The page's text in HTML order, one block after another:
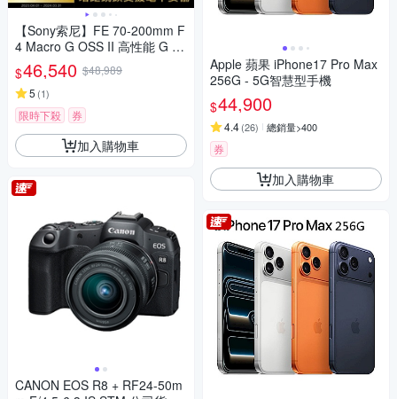
【Sony索尼】FE 70-200mm F
4 Macro G OSS II 高性能 G 系
列望遠變焦鏡頭 SEL70200G2
(公司貨 保固24個月)
$46,540 $48,989
5 (1)
限時下殺 券
加入購物車
CANON EOS R8 + RF24-50m
Apple 蘋果 iPhone17 Pro Max
256G - 5G智慧型手機
$44,900
4.4(26) 總銷量>400
券
加入購物車